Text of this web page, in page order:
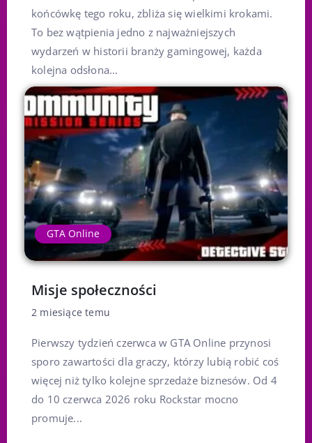
końcówkę tego roku, zbliża się wielkimi krokami.
To bez wątpienia jedno z najważniejszych
wydarzeń w historii branży gamingowej, każda
kolejna odsłona...
GTA Online
Misje społeczności
2 miesiące temu
Pierwszy tydzień czerwca w GTA Online przynosi
sporo zawartości dla graczy, którzy lubią robić coś
więcej niż tylko kolejne sprzedaże biznesów. Od 4
do 10 czerwca 2026 roku Rockstar mocno
promuje...